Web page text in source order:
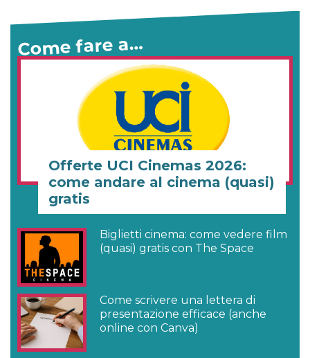
Come fare a…
Offerte UCI Cinemas 2026:
come andare al cinema (quasi)
gratis
Biglietti cinema: come vedere film
(quasi) gratis con The Space
Come scrivere una lettera di
presentazione efficace (anche
online con Canva)